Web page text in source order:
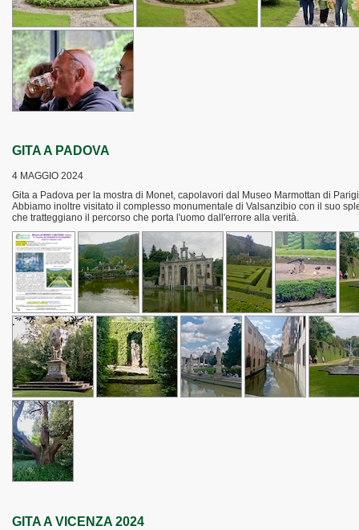
GITA A PADOVA
4 MAGGIO 2024
Gita a Padova per la mostra di Monet, capolavori dal Museo Marmottan di
Abbiamo inoltre visitato il complesso monumentale di Valsanzibio con il suo
che tratteggiano il percorso che porta l'uomo dall'errore alla verità.
GITA A VICENZA 2024